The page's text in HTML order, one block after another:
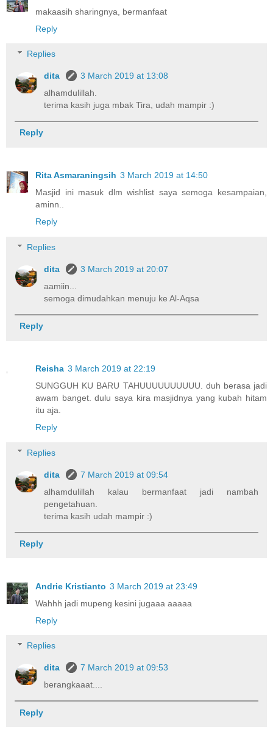
makaasih sharingnya, bermanfaat
Reply
Replies
dita
3 March 2019 at 13:08
alhamdulillah.
terima kasih juga mbak Tira, udah mampir :)
Reply
Rita Asmaraningsih 3 March 2019 at 14:50
Masjid ini masuk dlm wishlist saya semoga kesampaian,
aminn..
Reply
Replies
dita
3 March 2019 at 20:07
aamiin...
semoga dimudahkan menuju ke Al-Aqsa
Reply
Reisha 3 March 2019 at 22:19
SUNGGUH KU BARU TAHUUUUUUUUUU. duh berasa jadi
awam banget. dulu saya kira masjidnya yang kubah hitam
itu aja.
Reply
Replies
dita
7 March 2019 at 09:54
alhamdulillah kalau bermanfaat jadi nambah
pengetahuan.
terima kasih udah mampir :)
Reply
Andrie Kristianto 3 March 2019 at 23:49
Wahhh jadi mupeng kesini jugaaa aaaaa
Reply
Replies
dita
7 March 2019 at 09:53
berangkaaat....
Reply